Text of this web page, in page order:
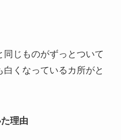
じものがずっとついて
くなっているカ所がと
理由